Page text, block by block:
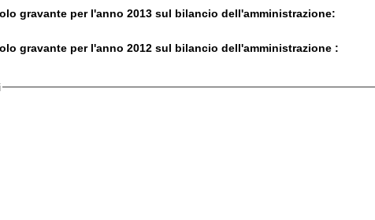
gravante per l'anno 2013 sul bilancio dell'amministrazione:
gravante per l'anno 2012 sul bilancio dell'amministrazione :